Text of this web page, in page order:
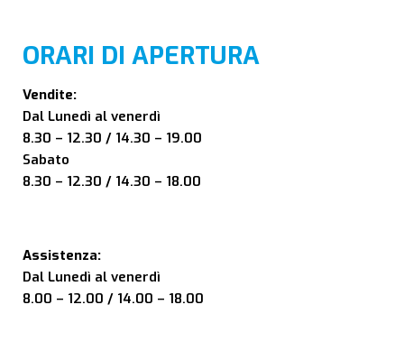
ORARI DI APERTURA
Vendite:
Dal Lunedì al venerdì
8.30 – 12.30 / 14.30 – 19.00
Sabato
8.30 – 12.30 / 14.30 – 18.00
Assistenza:
Dal Lunedì al venerdì
8.00 – 12.00 / 14.00 – 18.00